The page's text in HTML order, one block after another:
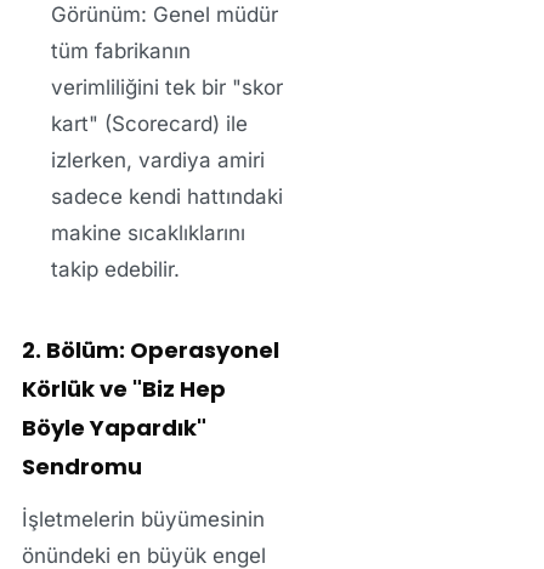
Görünüm: Genel müdür
tüm fabrikanın
verimliliğini tek bir "skor
kart" (Scorecard) ile
izlerken, vardiya amiri
sadece kendi hattındaki
makine sıcaklıklarını
takip edebilir.
2. Bölüm: Operasyonel
Körlük ve "Biz Hep
Böyle Yapardık"
Sendromu
İşletmelerin büyümesinin
önündeki en büyük engel